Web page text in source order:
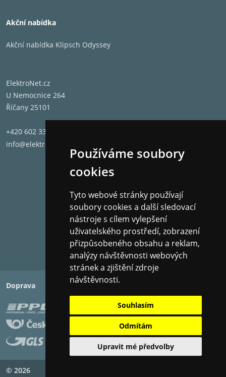
Používáme soubory
cookies
Tyto webové stránky používají
soubory cookies a další sledovací
nástroje s cílem vylepšení
uživatelského prostředí, zobrazení
přizpůsobeného obsahu a reklam,
analýzy návštěvnosti webových
stránek a zjištění zdroje
návštěvnosti.
Souhlasím
Odmítám
Upravit mé předvolby
Akční nabídka
Akční nabídka Klipsch Odyssey
ElektroNet.cz
U Nemocnice 264
Říčany 25101
+420 602 331 662
info@elektronet.cz
Doprava Platba
© 2026